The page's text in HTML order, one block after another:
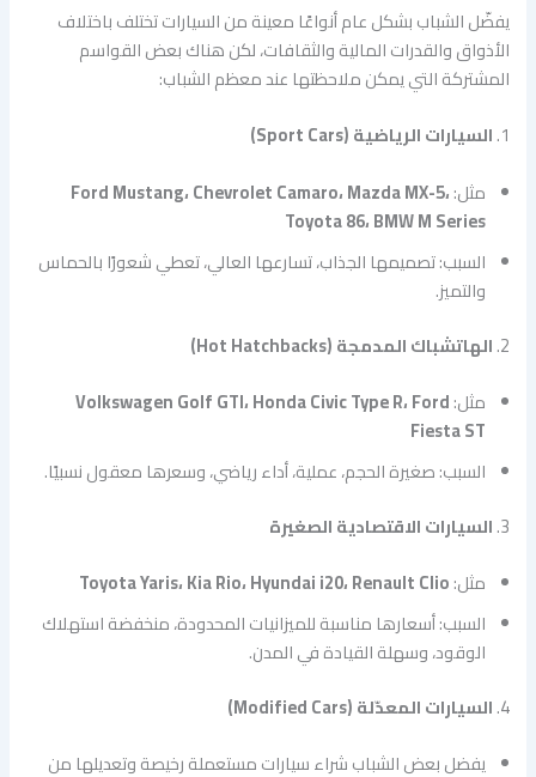
يفضّل الشباب بشكل عام أنواعًا معينة من السيارات تختلف باختلاف
الأذواق والقدرات المالية والثقافات، لكن هناك بعض القواسم
المشتركة التي يمكن ملاحظتها عند معظم الشباب:
1. السيارات الرياضية (Sport Cars)
مثل:Ford Mustang، Chevrolet Camaro، Mazda MX-5،
Toyota 86، BMW M Series
السبب: تصميمها الجذاب، تسارعها العالي، تعطي شعورًا بالحماس
والتميز.
2. الهاتشباك المدمجة (Hot Hatchbacks)
مثل:Volkswagen Golf GTI، Honda Civic Type R، Ford
Fiesta ST
السبب: صغيرة الحجم، عملية، أداء رياضي، وسعرها معقول نسبيًا.
3. السيارات الاقتصادية الصغيرة
مثل:Toyota Yaris، Kia Rio، Hyundai i20، Renault Clio
السبب: أسعارها مناسبة للميزانيات المحدودة، منخفضة استهلاك
الوقود، وسهلة القيادة في المدن.
4. السيارات المعدّلة (Modified Cars)
يفضل بعض الشباب شراء سيارات مستعملة رخيصة وتعديلها من